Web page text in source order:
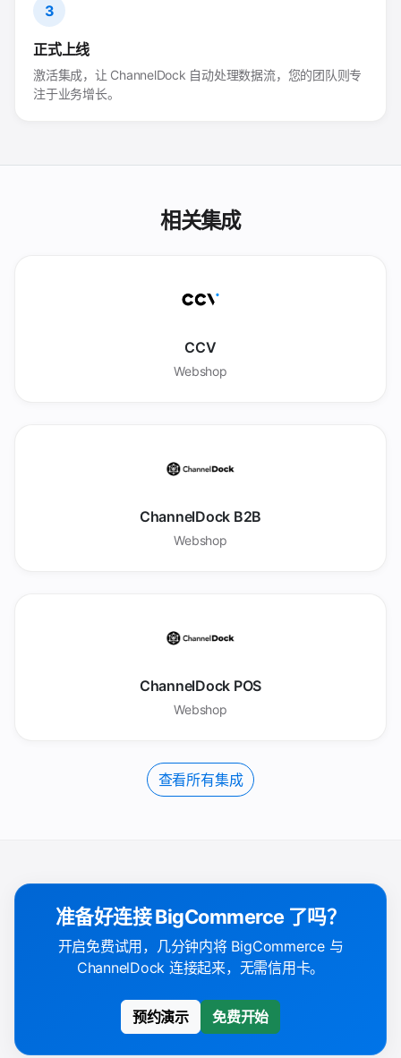
3
正式上线
激活集成，让 ChannelDock 自动处理数据流，您的团队则专
注于业务增长。
相关集成
CCV
Webshop
ChannelDock B2B
Webshop
ChannelDock POS
Webshop
查看所有集成
准备好连接 BigCommerce 了吗？
开启免费试用，几分钟内将 BigCommerce 与
ChannelDock 连接起来，无需信用卡。
预约演示 免费开始